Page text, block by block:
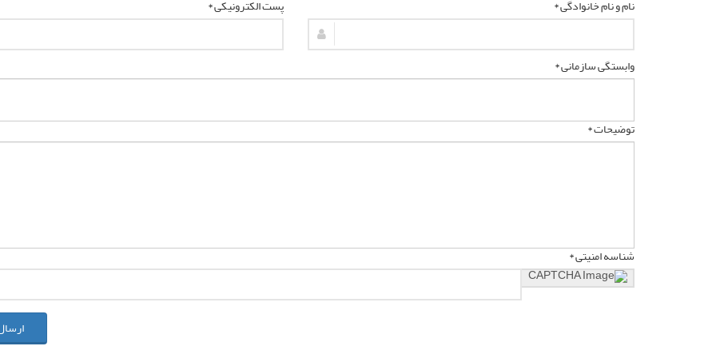
نام و نام خانوادگی * پست الکترونیکی *
وابستگی سازمانی *
توضیحات *
شناسه امنیتی *